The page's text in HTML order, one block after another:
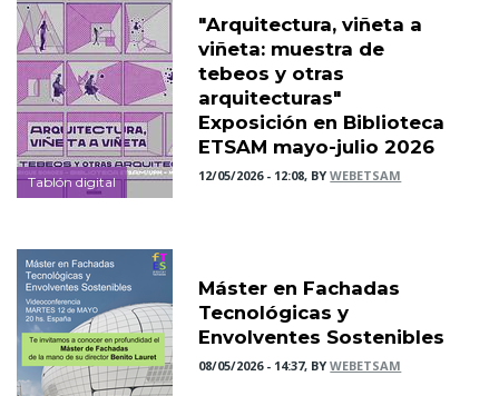
Tablón digital
"Arquitectura, viñeta a
viñeta: muestra de
tebeos y otras
arquitecturas"
Exposición en Biblioteca
ETSAM mayo-julio 2026
12/05/2026 - 12:08, BYWEBETSAM
Máster en Fachadas
Tecnológicas y
Envolventes Sostenibles
08/05/2026 - 14:37, BYWEBETSAM